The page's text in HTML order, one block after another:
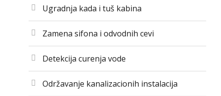
Ugradnja kada i tuš kabina
Zamena sifona i odvodnih cevi
Detekcija curenja vode
Održavanje kanalizacionih instalacija